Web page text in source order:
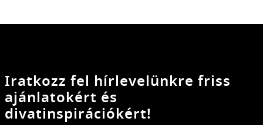
Iratkozz fel hírlevelünkre friss
ajánlatokért és
divatinspirációkért!